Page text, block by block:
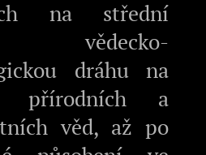
na střední
vědecko-
dráhu na
přírodních a
věd, až po